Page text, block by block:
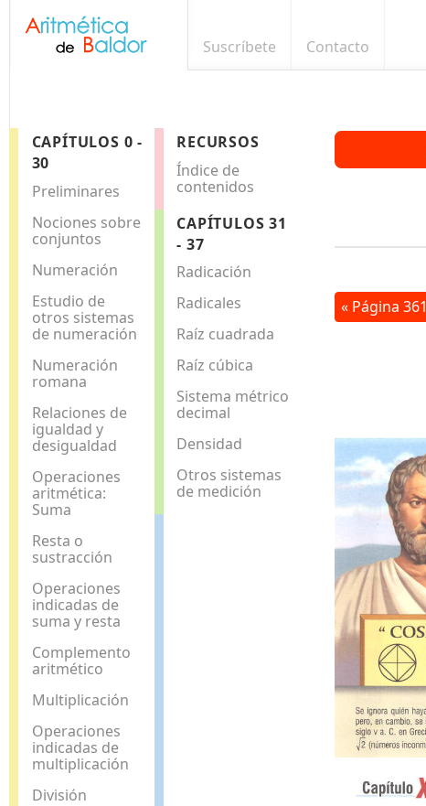
Suscríbete Contacto
CAPÍTULOS 0 -
30
Preliminares
Nociones sobre
conjuntos
Numeración
Estudio de
otros sistemas
de numeración
Numeración
romana
Relaciones de
igualdad y
desigualdad
Operaciones
aritmética:
Suma
Resta o
sustracción
Operaciones
indicadas de
suma y resta
Complemento
aritmético
Multiplicación
Operaciones
indicadas de
multiplicación
División
RECURSOS
Índice de
contenidos
CAPÍTULOS 31
- 37
Radicación
Radicales
Raíz cuadrada
Raíz cúbica
Sistema métrico
decimal
Densidad
Otros sistemas
de medición
« Página 361